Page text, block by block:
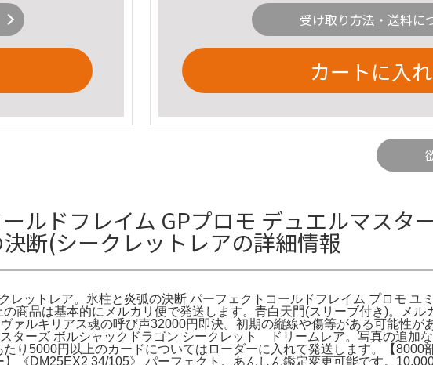
受け取り方法・送料に
カートに入
ルドフレイム GPプロモ デュエルマスタ
断(シークレットレアの詳細情報
レットレア。氷柱と炎弧の決断 パーフェクトコールドフレイム プロモ ユ
商品は基本的にメルカリ便で発送します。青白天門(スリーブ付き)。メル
ルキリアス魂の呼び声32000円即決。初期の縦線や傷等がある可能性が
ターズ ボルシャックドラゴン シークレット ドリームレア。写真の追加
り5000円以上のカードについてはローダーに入れて発送します。【8000
《DM25EX2 34/105》 パーフェクト。あんしん鑑定変更可能です。